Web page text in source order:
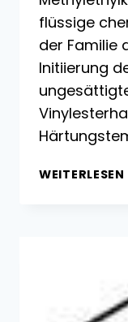
flüssige
der Familie
Initiierung
WEITERLESEN